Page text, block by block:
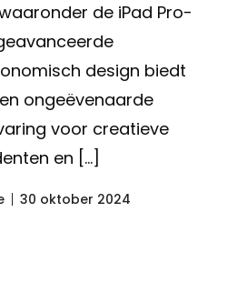
de iPad Pro-
design biedt
ongeëvenaarde
voor creatieve
en […]
30 oktober 2024